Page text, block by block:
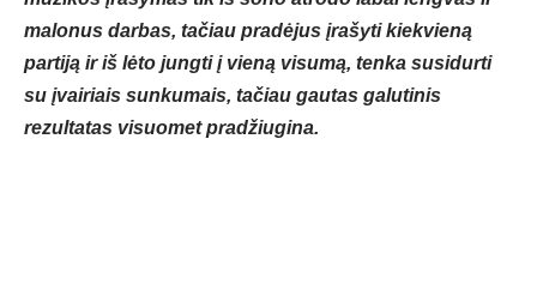
malonus darbas, tačiau pradėjus įrašyti kiekvieną
partiją ir iš lėto jungti į vieną visumą, tenka susidurti
su įvairiais sunkumais, tačiau gautas galutinis
rezultatas visuomet pradžiugina.